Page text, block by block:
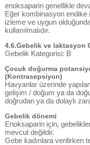
enoksaparin genellikle
Eğer kombinasyon
izleme ve uygun
kullanılmalıdır.
4.6.Gebelik ve laktasyon
Gebelik Kategorisi: B
Çocuk doğurma
(Kontrasepsiyon)
Havyanlar üzerinde
gelişim / doğum ya da
doğrudan ya da dolaylı
Gebelik dönemi
Enoksaparin için,
mevcut değildir.
Gebe kadınlara verilirken